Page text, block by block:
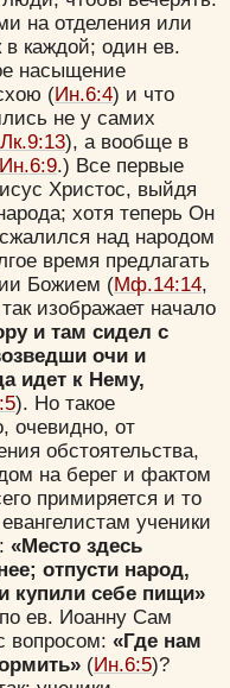
на отделения или
в каждой; один ев.
насыщение
(Ин.6:4) и что
не у самих
Лк.9:13), а вообще в
Ин.6:9.) Все первые
Христос, выйдя
хотя теперь Он
над народом
время предлагать
Божием (Мф.14:14,
изображает начало
и там сидел с
очи и
идет к Нему,
). Но такое
очевидно, от
обстоятельства,
на берег и фактом
примиряется и то
ученики
«Место здесь
отпусти народ,
купили себе пищи»
ев. Иоанну Сам
вопросом: «Где нам
(Ин.6:5)?